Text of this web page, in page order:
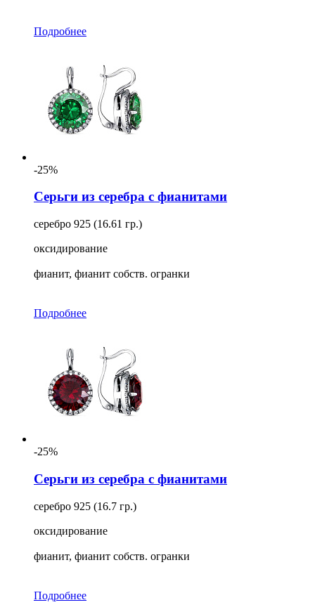
Подробнее
-25%
Серьги из серебра с фианитами
серебро 925 (16.61 гр.)
оксидирование
фианит, фианит собств. огранки
Подробнее
-25%
Серьги из серебра с фианитами
серебро 925 (16.7 гр.)
оксидирование
фианит, фианит собств. огранки
Подробнее